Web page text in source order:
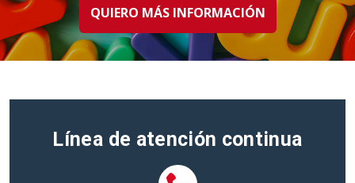
QUIERO MÁS INFORMACIÓN
Línea de atención continua